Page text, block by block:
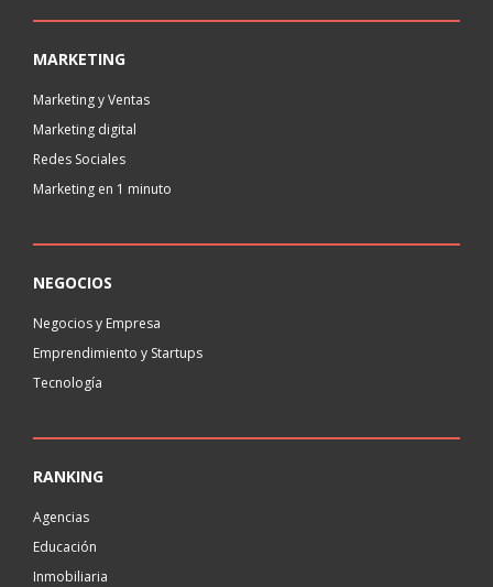
MARKETING
Marketing y Ventas
Marketing digital
Redes Sociales
Marketing en 1 minuto
NEGOCIOS
Negocios y Empresa
Emprendimiento y Startups
Tecnología
RANKING
Agencias
Educación
Inmobiliaria